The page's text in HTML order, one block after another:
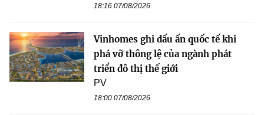
18:16 07/08/2026
Vinhomes ghi dấu ấn quốc tế khi
phá vỡ thông lệ của ngành phát
triển đô thị thế giới
PV
18:00 07/08/2026